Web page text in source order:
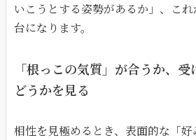
いこうとする姿勢があるか」、こ
台になります。
「根っこの気質」が合うか、受
どうかを見る
相性を見極めるとき、表面的な「